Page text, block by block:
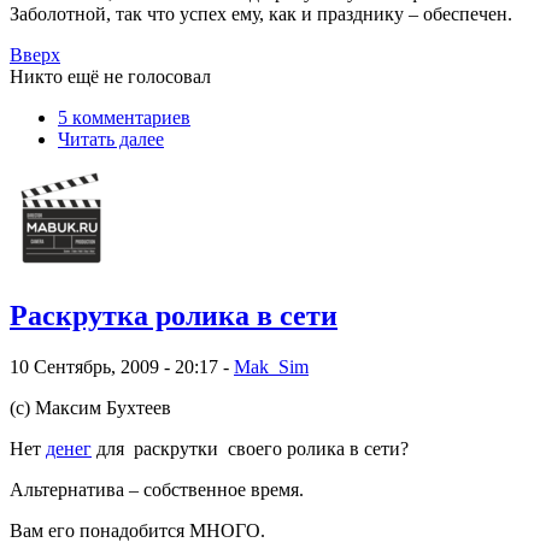
Заболотной, так что успех ему, как и празднику – обеспечен.
Вверх
Никто ещё не голосовал
5 кoммeнтаpиев
Читать далее
Раскрутка ролика в сети
10 Сентябрь, 2009 - 20:17 - Mak_Sim
(с) Максим Бухтеев
Нет денег для раскрутки своего ролика в сети?
Альтернатива – собственное время.
Вам его понадобится МНОГО.